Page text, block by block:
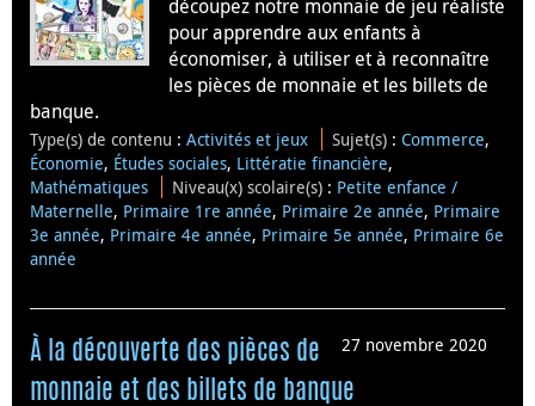
découpez notre monnaie de jeu réaliste
pour apprendre aux enfants à
économiser, à utiliser et à reconnaître
les pièces de monnaie et les billets de
banque.
Type(s) de contenu : Activités et jeux Sujet(s) :Commerce,
Économie, Études sociales, Littératie financière,
Mathématiques
Niveau(x) scolaire(s) : Petite enfance /
Maternelle, Primaire 1re année, Primaire 2e année, Primaire
3e année, Primaire 4e année, Primaire 5e année, Primaire 6e
année
27 novembre 2020
À la découverte des pièces de
monnaie et des billets de banque